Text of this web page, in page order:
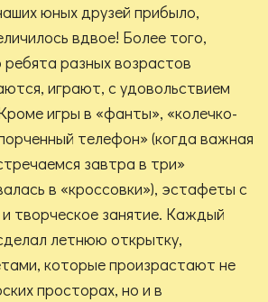
юных друзей прибыло,
вдвое! Более того,
ребята разных возрастов
играют, с удовольствием
игры в «фанты», «колечко-
телефон» (когда важная
завтра в три»
в «кроссовки»), эстафеты с
творческое занятие. Каждый
летнюю открытку,
которые произрастают не
просторах, но и в